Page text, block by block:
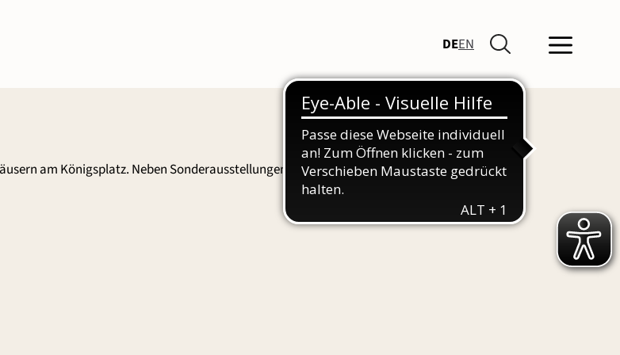
DEEN
am Königsplatz. Neben Sonderausstellungen und Führungen finden Sie hier auch